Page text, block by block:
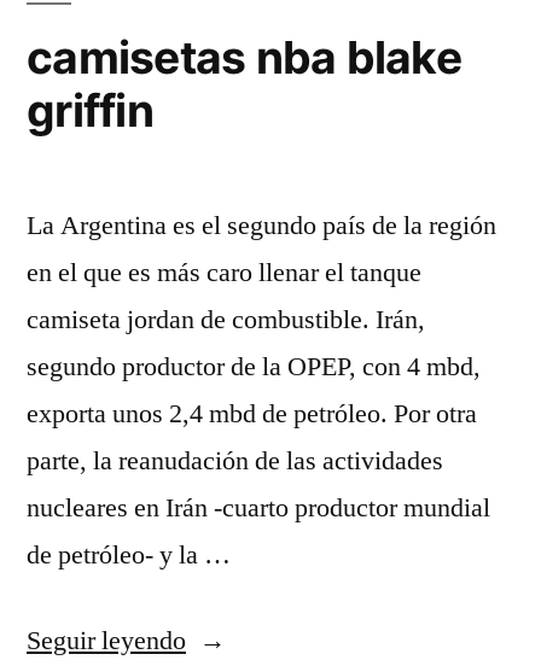
camisetas nba blake
griffin
La Argentina es el segundo país de la región
en el que es más caro llenar el tanque
camiseta jordan de combustible. Irán,
segundo productor de la OPEP, con 4 mbd,
exporta unos 2,4 mbd de petróleo. Por otra
parte, la reanudación de las actividades
nucleares en Irán -cuarto productor mundial
de petróleo- y la …
Seguir leyendo«camisetas